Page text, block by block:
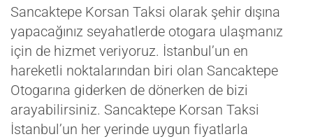
Sancaktepe Korsan Taksi olarak şehir dışına
yapacağınız seyahatlerde otogara ulaşmanız
için de hizmet veriyoruz. İstanbul’un en
hareketli noktalarından biri olan Sancaktepe
Otogarına giderken de dönerken de bizi
arayabilirsiniz. Sancaktepe Korsan Taksi
İstanbul’un her yerinde uygun fiyatlarla